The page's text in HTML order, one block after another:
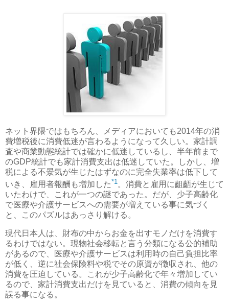
ネット界隈ではもちろん、メディアにおいても2014年の消
費増税後に消費低迷が言わるようになって久しい。家計調
査や商業動態統計では確かに低迷しているし、半年前まで
のGDP統計でも家計消費支出は低迷していた。しかし、増
税による不景気が生じたはずなのに完全失業率は低下して
いき、雇用者報酬も増加した*1 。消費と雇用に齟齬が生じて
いたわけで、これが一つの謎であった。だが、少子高齢化
で医療や介護サービスへの需要が増えている事に気づく
と、このパズルはあっさり解ける。
現代日本人は、財布の中からお金を出すモノだけを消費す
るわけではない。現物社会移転と言う分類になる公的補助
があるので、医療や介護サービスは利用時の自己負担比率
が低く、逆に社会保険料や税でその原資が徴収され、他の
消費を圧迫している。これが少子高齢化で年々増加してい
るので、家計消費支出だけを見ていると、消費の傾向を見
誤る事になる。